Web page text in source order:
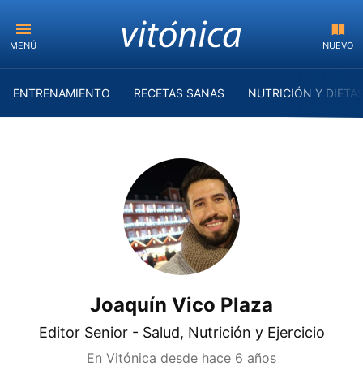
MENÚ NUEVO
ENTRENAMIENTO RECETAS SANAS NUTRICIÓN Y
Joaquín Vico Plaza
Editor Senior - Salud, Nutrición y Ejercicio
En Vitónica desde hace 6 años